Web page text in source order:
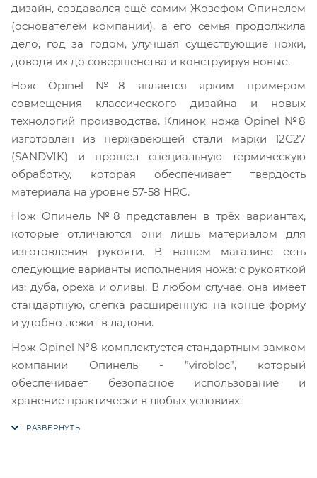
дизайн, создавался ещё самим Жозефом Опинелем
(основателем компании), а его семья продолжила
дело, год за годом, улучшая существующие ножи,
доводя их до совершенства и конструируя новые.
Нож Opinel №8 является ярким примером
совмещения классического дизайна и новых
технологий производства. Клинок ножа Opinel №8
изготовлен из нержавеющей стали марки 12С27
(SANDVIK) и прошел специальную термическую
обработку, которая обеспечивает твердость
материала на уровне 57-58 HRC.
Нож Опинель №8 представлен в трёх вариантах,
которые отличаются они лишь материалом для
изготовления рукояти. В нашем магазине есть
следующие варианты исполнения ножа: с рукояткой
из: дуба, ореха и оливы. В любом случае, она имеет
стандартную, слегка расширенную на конце форму
и удобно лежит в ладони.
Нож Opinel №8 комплектуется стандартным замком
компании Опинель - ”virobloc”, который
обеспечивает безопасное использование и
хранение практически в любых условиях.